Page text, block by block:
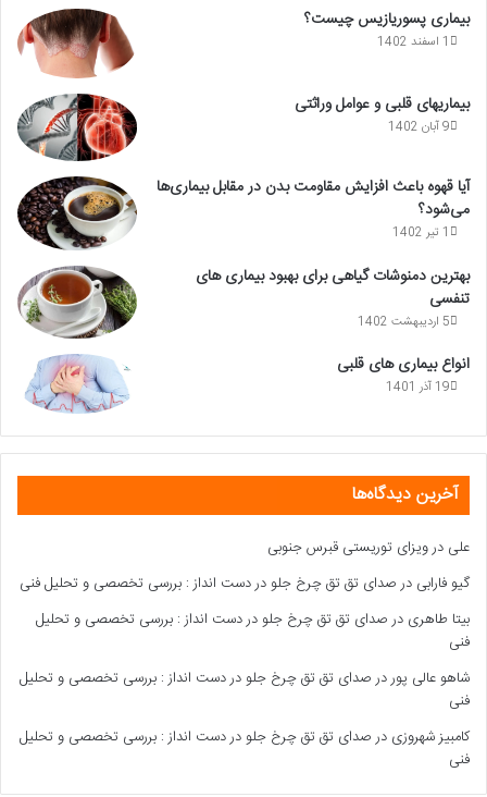
بیماری پسوریازیس چیست؟
1 اسفند 1402
بیماریهای قلبی و عوامل وراثتی
9 آبان 1402
آیا قهوه باعث افزایش مقاومت بدن در مقابل بیماری‌ها
می‌شود؟
1 تیر 1402
بهترین دمنوشات گیاهی برای بهبود بیماری های
تنفسی
5 اردیبهشت 1402
انواع بیماری های قلبی
19 آذر 1401
آخرین دیدگاه‌ها
علی درویزای توریستی قبرس جنوبی
گیو فارابی درصدای تق تق چرخ جلو در دست انداز : بررسی تخصصی و تحلیل فنی
بیتا طاهری درصدای تق تق چرخ جلو در دست انداز : بررسی تخصصی و تحلیل
فنی
شاهو عالی پوردرصدای تق تق چرخ جلو در دست انداز : بررسی تخصصی و تحلیل
فنی
کامبیز شهروزی درصدای تق تق چرخ جلو در دست انداز : بررسی تخصصی و تحلیل
فنی